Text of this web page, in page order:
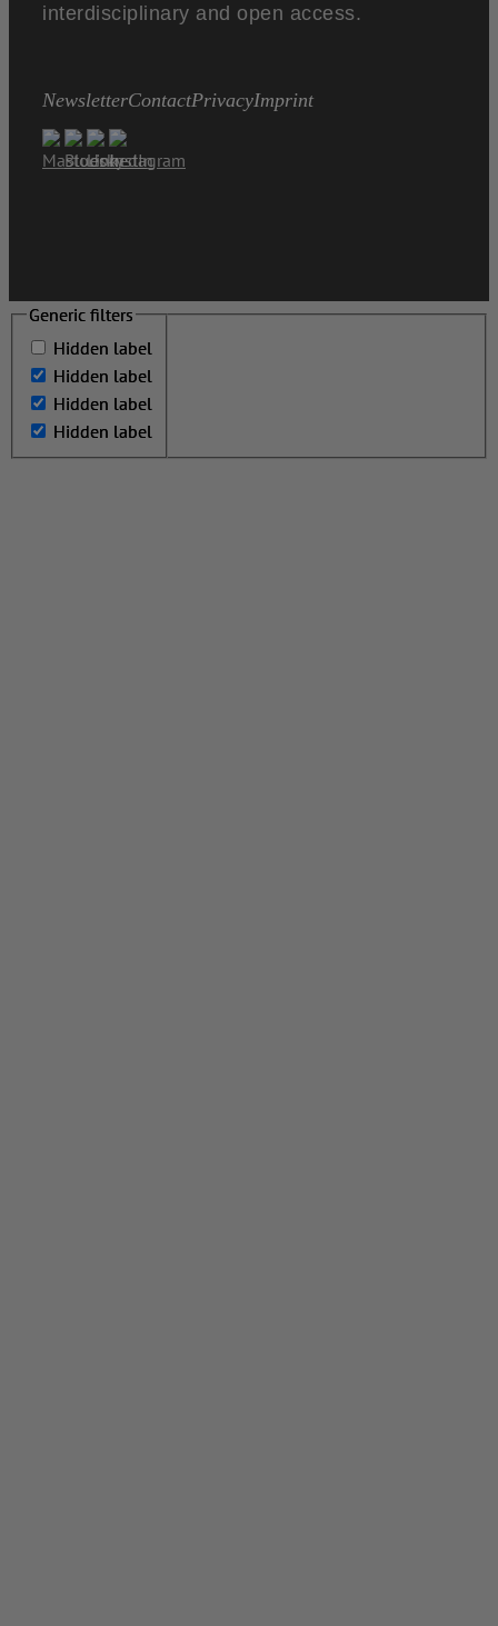
interdisciplinary and open access.
NewsletterContactPrivacyImprint
Generic filters
Hidden label
Hidden label
Hidden label
Hidden label
Generic filters
Hidden label
Hidden label
Hidden label
Hidden label